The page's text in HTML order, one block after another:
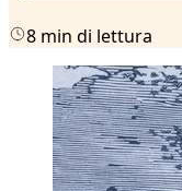
8 min di lettura